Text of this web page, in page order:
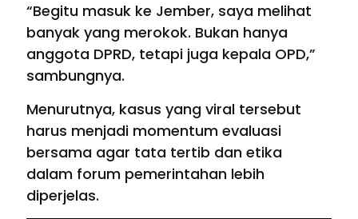
“Begitu masuk ke Jember, saya melihat
banyak yang merokok. Bukan hanya
anggota DPRD, tetapi juga kepala OPD,”
sambungnya.
Menurutnya, kasus yang viral tersebut
harus menjadi momentum evaluasi
bersama agar tata tertib dan etika
dalam forum pemerintahan lebih
diperjelas.